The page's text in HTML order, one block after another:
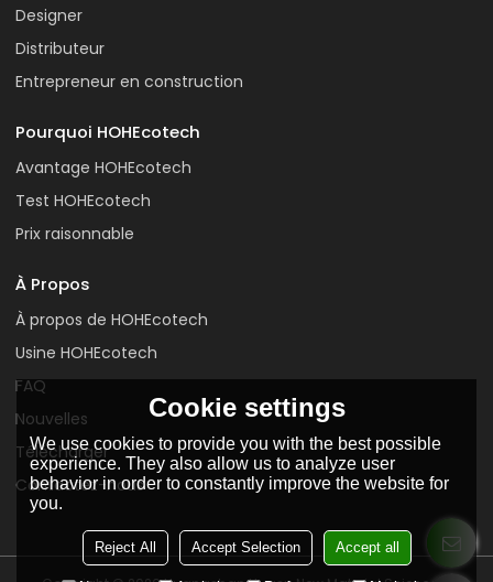
Designer
Distributeur
Entrepreneur en construction
Pourquoi HOHEcotech
Avantage HOHEcotech
Test HOHEcotech
Prix raisonnable
À Propos
À propos de HOHEcotech
Usine HOHEcotech
FAQ
Nouvelles
Télécharger
Contactez-nous
Cookie settings
We use cookies to provide you with the best possible
experience. They also allow us to analyze user
behavior in order to constantly improve the website for
you.
Reject All Accept Selection Accept all